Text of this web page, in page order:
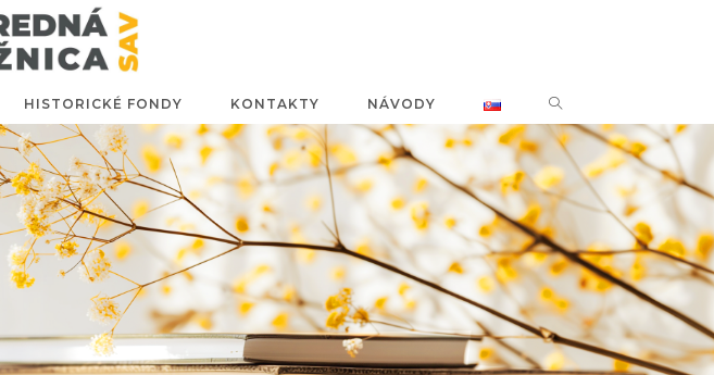
HISTORICKÉ FONDY KONTAKTY NÁVODY